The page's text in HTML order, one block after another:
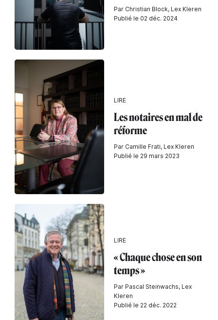
Par Christian Block, Lex Kleren
Publié le 02 déc. 2024
LIRE
Les notaires en mal de
réforme
Par Camille Frati, Lex Kleren
Publié le 29 mars 2023
LIRE
« Chaque chose en son
temps »
Par Pascal Steinwachs, Lex
Kleren
Publié le 22 déc. 2022